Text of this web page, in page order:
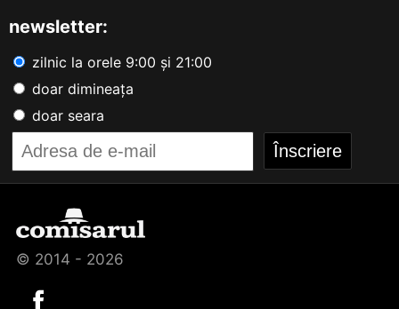
newsletter:
zilnic la orele 9:00 și 21:00
doar dimineața
doar seara
© 2014 - 2026